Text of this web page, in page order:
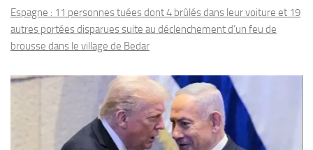
Espagne : 11 personnes tuées dont 4 brûlés dans leur voiture et 19
autres portées disparues suite au déclenchement d’un feu de
brousse dans le village de Bedar